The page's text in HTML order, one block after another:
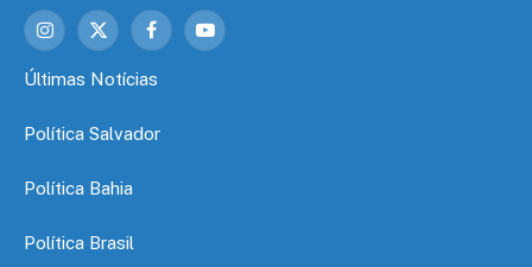
Instagram
X
FacebookYouTube
Últimas Notícias
Política Salvador
Política Bahia
Política Brasil